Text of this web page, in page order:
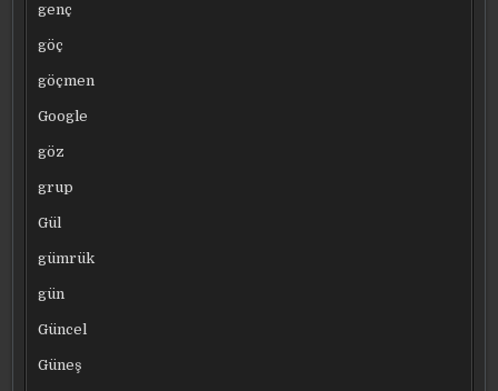
genç
göç
göçmen
Google
göz
grup
Gül
gümrük
gün
Güncel
Güneş